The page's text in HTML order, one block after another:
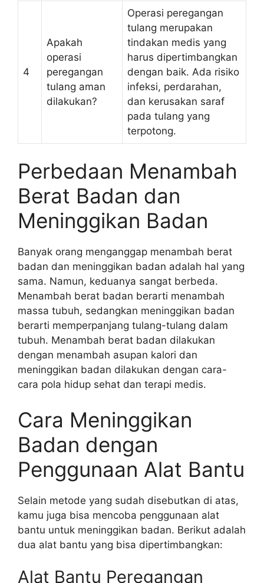
4
Apakah
operasi
peregangan
tulang aman
dilakukan?
Operasi peregangan
tulang merupakan
tindakan medis yang
harus dipertimbangkan
dengan baik. Ada risiko
infeksi, perdarahan,
dan kerusakan saraf
pada tulang yang
terpotong.
Perbedaan Menambah
Berat Badan dan
Meninggikan Badan
Banyak orang menganggap menambah berat
badan dan meninggikan badan adalah hal yang
sama. Namun, keduanya sangat berbeda.
Menambah berat badan berarti menambah
massa tubuh, sedangkan meninggikan badan
berarti memperpanjang tulang-tulang dalam
tubuh. Menambah berat badan dilakukan
dengan menambah asupan kalori dan
meninggikan badan dilakukan dengan cara-
cara pola hidup sehat dan terapi medis.
Cara Meninggikan
Badan dengan
Penggunaan Alat Bantu
Selain metode yang sudah disebutkan di atas,
kamu juga bisa mencoba penggunaan alat
bantu untuk meninggikan badan. Berikut adalah
dua alat bantu yang bisa dipertimbangkan:
Alat Bantu Peregangan